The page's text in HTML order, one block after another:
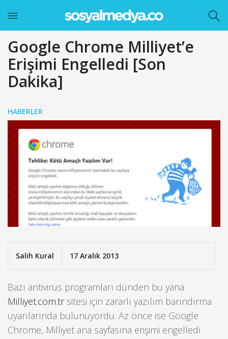
Google Chrome Milliyet’e
Erişimi Engelledi [Son
Dakika]
HABERLER
Salih Kural 17 Aralık 2013
Bazı antivirüs programları dünden bu yana
Milliyet.com.trsitesi için zararlı yazılım barındırma
uyarılarında bulunuyordu. Az önce ise Google
Chrome, Milliyet ana sayfasına erişimi engelledi.